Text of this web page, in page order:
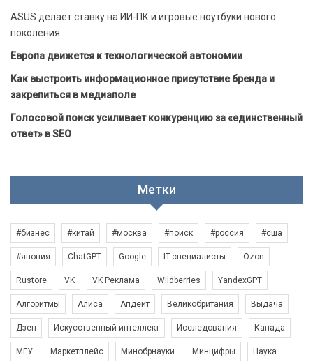
ASUS делает ставку на ИИ-ПК и игровые ноутбуки нового
поколения
Европа движется к технологической автономии
Как выстроить информационное присутствие бренда и
закрепиться в медиаполе
Голосовой поиск усиливает конкуренцию за «единственный
ответ» в SEO
Метки
#бизнес #китай #москва #поиск #россия #сша
#япония ChatGPT Google IT-специалисты Ozon
Rustore VK VK Реклама Wildberries YandexGPT
Алгоритмы Алиса Апдейт Великобритания Выдача
Дзен Искусственный интеллект Исследования Канада
МГУ Маркетплейс Минобрнауки Минцифры Наука